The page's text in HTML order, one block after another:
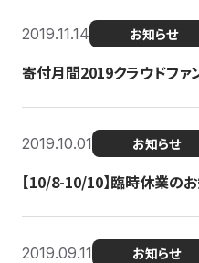
2019.11.14 お知らせ
寄付月間2019クラウドファ
2019.10.01 お知らせ
【10/8-10/10】臨時休業の
2019.09.11 お知らせ